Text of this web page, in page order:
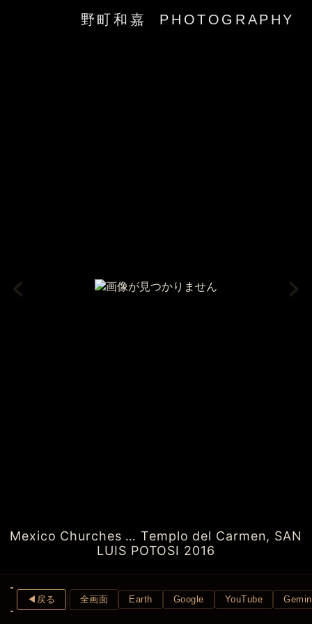
野町和嘉 PHOTOGRAPHY
‹
Mexico Churches … Templo del Carmen, SAN
LUIS POTOSI 2016
›
◀︎戻る 全画面 Earth Google YouTube